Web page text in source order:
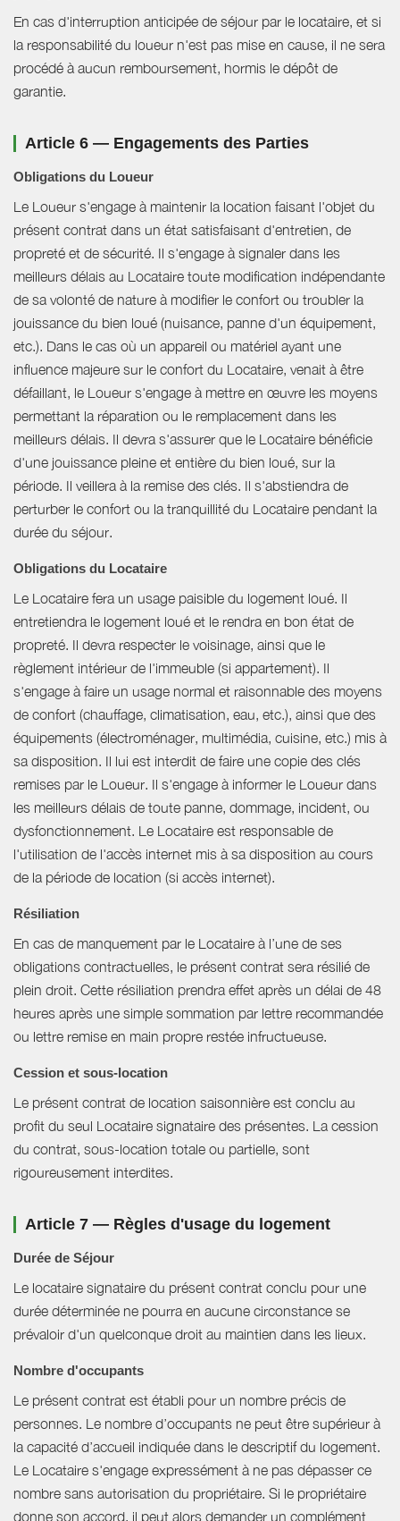
En cas d'interruption anticipée de séjour par le locataire, et si
la responsabilité du loueur n'est pas mise en cause, il ne sera
procédé à aucun remboursement, hormis le dépôt de
garantie.
Article 6 — Engagements des Parties
Obligations du Loueur
Le Loueur s'engage à maintenir la location faisant l'objet du
présent contrat dans un état satisfaisant d'entretien, de
propreté et de sécurité. Il s'engage à signaler dans les
meilleurs délais au Locataire toute modification indépendante
de sa volonté de nature à modifier le confort ou troubler la
jouissance du bien loué (nuisance, panne d'un équipement,
etc.). Dans le cas où un appareil ou matériel ayant une
influence majeure sur le confort du Locataire, venait à être
défaillant, le Loueur s'engage à mettre en œuvre les moyens
permettant la réparation ou le remplacement dans les
meilleurs délais. Il devra s'assurer que le Locataire bénéficie
d'une jouissance pleine et entière du bien loué, sur la
période. Il veillera à la remise des clés. Il s'abstiendra de
perturber le confort ou la tranquillité du Locataire pendant la
durée du séjour.
Obligations du Locataire
Le Locataire fera un usage paisible du logement loué. Il
entretiendra le logement loué et le rendra en bon état de
propreté. Il devra respecter le voisinage, ainsi que le
règlement intérieur de l'immeuble (si appartement). Il
s'engage à faire un usage normal et raisonnable des moyens
de confort (chauffage, climatisation, eau, etc.), ainsi que des
équipements (électroménager, multimédia, cuisine, etc.) mis à
sa disposition. Il lui est interdit de faire une copie des clés
remises par le Loueur. Il s'engage à informer le Loueur dans
les meilleurs délais de toute panne, dommage, incident, ou
dysfonctionnement. Le Locataire est responsable de
l'utilisation de l'accès internet mis à sa disposition au cours
de la période de location (si accès internet).
Résiliation
En cas de manquement par le Locataire à l’une de ses
obligations contractuelles, le présent contrat sera résilié de
plein droit. Cette résiliation prendra effet après un délai de 48
heures après une simple sommation par lettre recommandée
ou lettre remise en main propre restée infructueuse.
Cession et sous-location
Le présent contrat de location saisonnière est conclu au
profit du seul Locataire signataire des présentes. La cession
du contrat, sous-location totale ou partielle, sont
rigoureusement interdites.
Article 7 — Règles d'usage du logement
Durée de Séjour
Le locataire signataire du présent contrat conclu pour une
durée déterminée ne pourra en aucune circonstance se
prévaloir d'un quelconque droit au maintien dans les lieux.
Nombre d'occupants
Le présent contrat est établi pour un nombre précis de
personnes. Le nombre d’occupants ne peut être supérieur à
la capacité d’accueil indiquée dans le descriptif du logement.
Le Locataire s'engage expressément à ne pas dépasser ce
nombre sans autorisation du propriétaire. Si le propriétaire
donne son accord, il peut alors demander un complément